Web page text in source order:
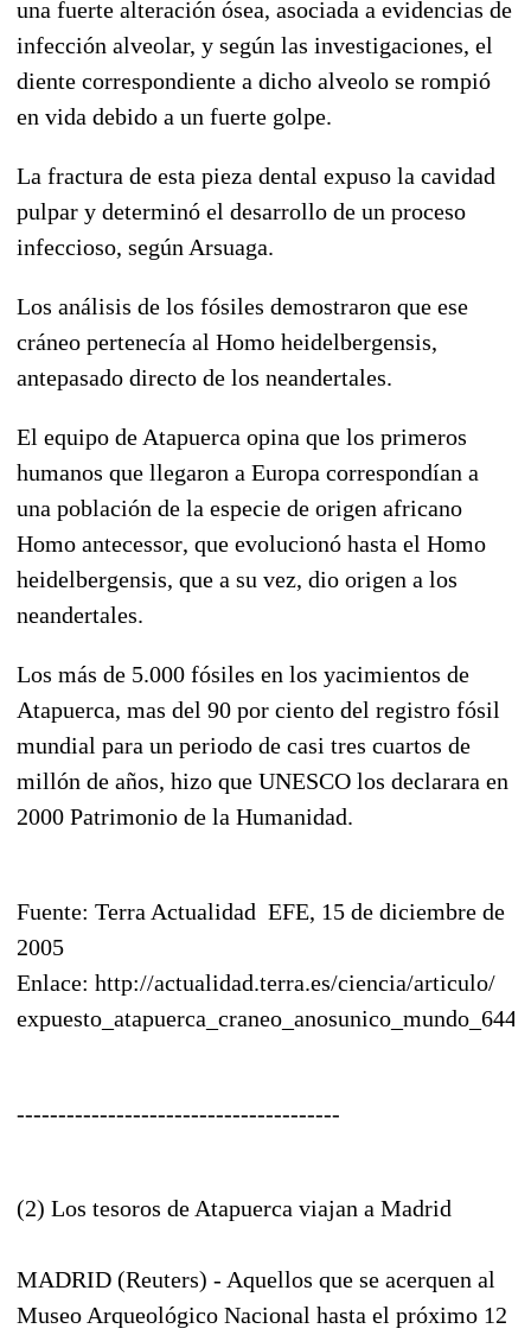
una fuerte alteración ósea, asociada a evidencias de
infección alveolar, y según las investigaciones, el
diente correspondiente a dicho alveolo se rompió
en vida debido a un fuerte golpe.
La fractura de esta pieza dental expuso la cavidad
pulpar y determinó el desarrollo de un proceso
infeccioso, según Arsuaga.
Los análisis de los fósiles demostraron que ese
cráneo pertenecía al Homo heidelbergensis,
antepasado directo de los neandertales.
El equipo de Atapuerca opina que los primeros
humanos que llegaron a Europa correspondían a
una población de la especie de origen africano
Homo antecessor, que evolucionó hasta el Homo
heidelbergensis, que a su vez, dio origen a los
neandertales.
Los más de 5.000 fósiles en los yacimientos de
Atapuerca, mas del 90 por ciento del registro fósil
mundial para un periodo de casi tres cuartos de
millón de años, hizo que UNESCO los declarara en
2000 Patrimonio de la Humanidad.
Fuente: Terra Actualidad  EFE, 15 de diciembre de
2005
Enlace: http://actualidad.terra.es/ciencia/articulo/
---------------------------------------
(2) Los tesoros de Atapuerca viajan a Madrid
MADRID (Reuters) - Aquellos que se acerquen al
Museo Arqueológico Nacional hasta el próximo 12